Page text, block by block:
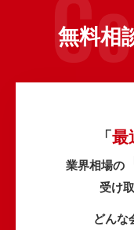
無料相
「 最
業界相場の
受け
どんな